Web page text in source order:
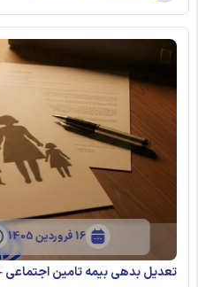
16 فروردین 1405
تعدیل بدهی بیمه تامین اجتماعی